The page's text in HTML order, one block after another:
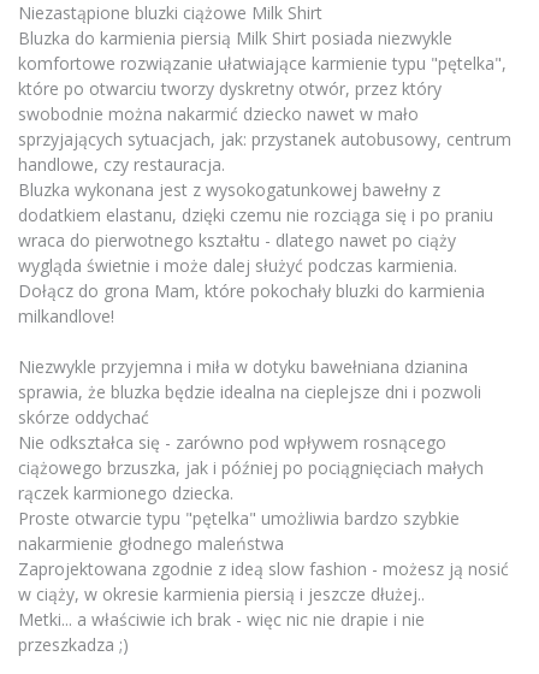
Niezastąpione bluzki ciążowe Milk Shirt
Bluzka do karmienia piersią Milk Shirt posiada niezwykle
komfortowe rozwiązanie ułatwiające karmienie typu "pętelka",
które po otwarciu tworzy dyskretny otwór, przez który
swobodnie można nakarmić dziecko nawet w mało
sprzyjających sytuacjach, jak: przystanek autobusowy, centrum
handlowe, czy restauracja.
Bluzka wykonana jest z wysokogatunkowej bawełny z
dodatkiem elastanu, dzięki czemu nie rozciąga się i po praniu
wraca do pierwotnego kształtu - dlatego nawet po ciąży
wygląda świetnie i może dalej służyć podczas karmienia.
Dołącz do grona Mam, które pokochały bluzki do karmienia
milkandlove!
Niezwykle przyjemna i miła w dotyku bawełniana dzianina
sprawia, że bluzka będzie idealna na cieplejsze dni i pozwoli
skórze oddychać
Nie odkształca się - zarówno pod wpływem rosnącego
ciążowego brzuszka, jak i później po pociągnięciach małych
rączek karmionego dziecka.
Proste otwarcie typu "pętelka" umożliwia bardzo szybkie
nakarmienie głodnego maleństwa
Zaprojektowana zgodnie z ideą slow fashion - możesz ją nosić
w ciąży, w okresie karmienia piersią i jeszcze dłużej..
Metki... a właściwie ich brak - więc nic nie drapie i nie
przeszkadza ;)